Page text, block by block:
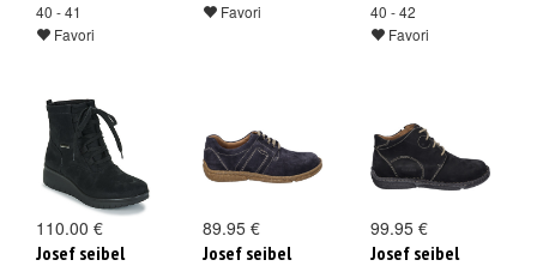
40 - 41
Favori
Favori
40 - 42
Favori
110.00 €
Josef seibel
89.95 €
Josef seibel
99.95 €
Josef seibel